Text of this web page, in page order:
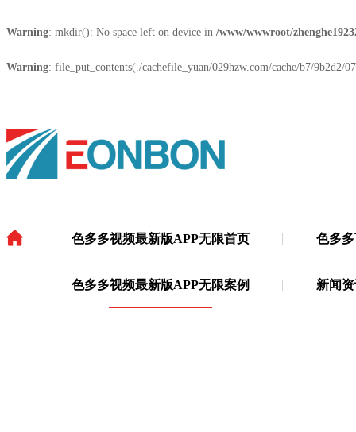
Warning: mkdir(): No space left on device in /www/wwwroot/
Warning: file_put_contents(./cachefile_yuan/029hzw.com/cache/b7/
色多多视频最新版APP无限首页 色多
色多多视频最新版APP无限案例 新闻